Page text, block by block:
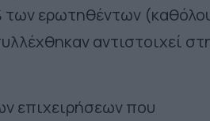
των ερωτηθέντων
αντιστοιχεί
επιχειρήσεων που